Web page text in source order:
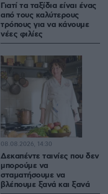
Γιατί τα ταξίδια είναι ένας
από τους καλύτερους
τρόπους για να κάνουμε
νέες φιλίες
Δεκαπέντε ταινίες που δεν
μπορούμε να
σταματήσουμε να
βλέπουμε ξανά και ξανά
08.08.2026, 14:30